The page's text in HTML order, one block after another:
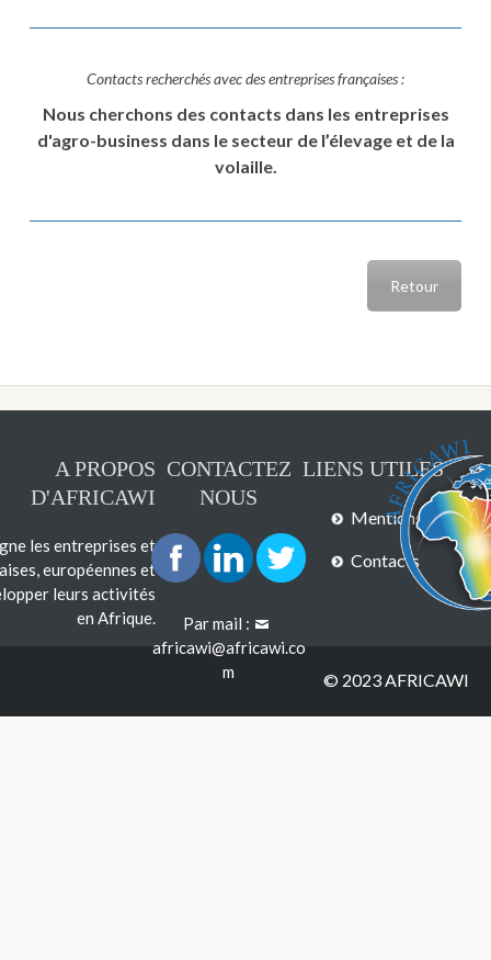
Contacts recherchés avec des entreprises françaises :
Nous cherchons des contacts dans les entreprises
d'agro-business dans le secteur de l’élevage et de la
volaille.
Retour
A PROPOS
D'AFRICAWI
les entreprises et
européennes et
leurs activités
en Afrique.
CONTACTEZ
NOUS
Par mail :
africawi@africawi.co
m
LIENS UTILES
Mentions légales
Contacts
© 2023 AFRICAWI